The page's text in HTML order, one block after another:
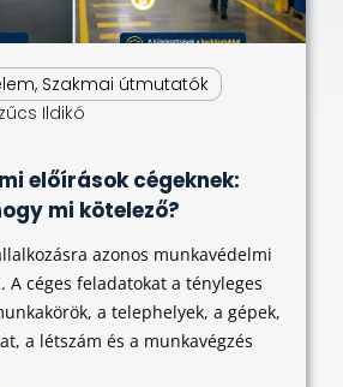
, Szakmai útmutatók
Ildikó
előírások cégeknek:
mi kötelező?
azonos munkavédelmi
A céges feladatokat a tényleges
a telephelyek, a gépek,
a létszám és a munkavégzés